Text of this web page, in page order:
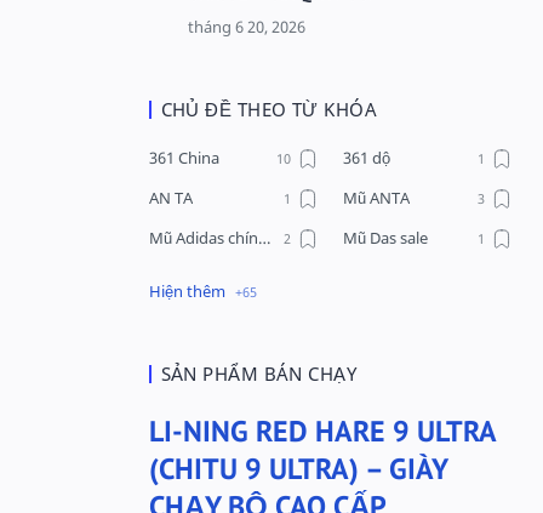
CHỦ ĐỀ THEO TỪ KHÓA
361 China
361 dộ
AN TA
Mũ ANTA
Mũ Adidas chính hãng
Mũ Das sale
Phụ kiện Acer
Quần nỉ nam Lining
Quần short nam Lining
Remax
Sale giày Anta nữ
SẢN PHẨM BÁN CHẠY
LI-NING RED HARE 9 ULTRA
(CHITU 9 ULTRA) – GIÀY